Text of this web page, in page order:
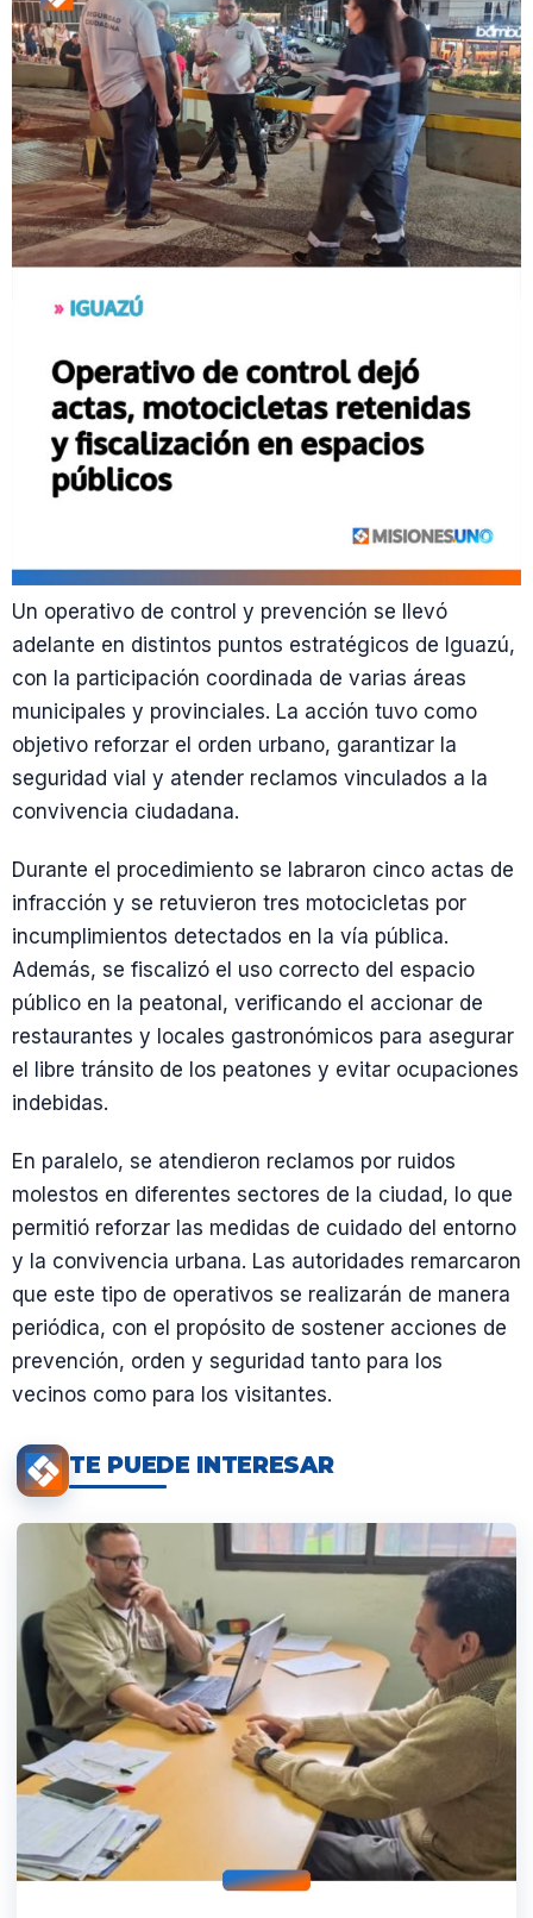
Un operativo de control y prevención se llevó
adelante en distintos puntos estratégicos de Iguazú,
con la participación coordinada de varias áreas
municipales y provinciales. La acción tuvo como
objetivo reforzar el orden urbano, garantizar la
seguridad vial y atender reclamos vinculados a la
convivencia ciudadana.
Durante el procedimiento se labraron cinco actas de
infracción y se retuvieron tres motocicletas por
incumplimientos detectados en la vía pública.
Además, se fiscalizó el uso correcto del espacio
público en la peatonal, verificando el accionar de
restaurantes y locales gastronómicos para asegurar
el libre tránsito de los peatones y evitar ocupaciones
indebidas.
En paralelo, se atendieron reclamos por ruidos
molestos en diferentes sectores de la ciudad, lo que
permitió reforzar las medidas de cuidado del entorno
y la convivencia urbana. Las autoridades remarcaron
que este tipo de operativos se realizarán de manera
periódica, con el propósito de sostener acciones de
prevención, orden y seguridad tanto para los
vecinos como para los visitantes.
TE PUEDE INTERESAR